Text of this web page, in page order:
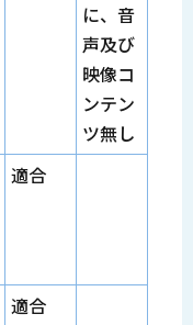
に、音
声及び
映像コ
ンテン
ツ無し
適合
適合